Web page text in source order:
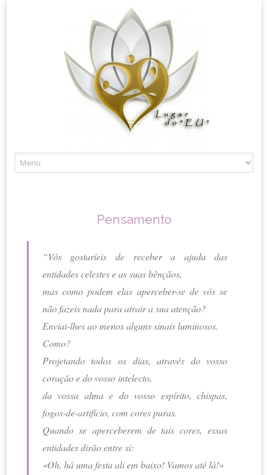
to
Pensamento
“Vós gostaríeis de receber a ajuda das
entidades celestes e as suas bênçãos,
mas como podem elas aperceber-se de vós se
não fazeis nada para atrair a sua atenção?
Enviai-lhes ao menos alguns sinais luminosos.
Como?
Projetando todos os dias, através do vosso
coração e do vosso intelecto,
da vossa alma e do vosso espírito, chispas,
fogos-de-artifício, com cores puras.
Quando se aperceberem de tais cores, essas
entidades dirão entre si:
«Oh, há uma festa ali em baixo! Vamos até lá!»